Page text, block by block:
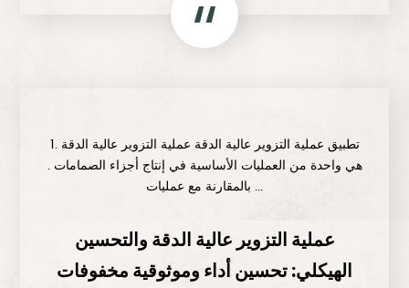
1. تطبيق عملية التزوير عالية الدقة عملية التزوير عالية الدقة
هي واحدة من العمليات الأساسية في إنتاج أجزاء الصمامات .
بالمقارنة مع عمليات ...
عملية التزوير عالية الدقة والتحسين
الهيكلي: تحسين أداء وموثوقية مخفوفات